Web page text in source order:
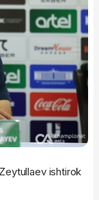
ishtirok